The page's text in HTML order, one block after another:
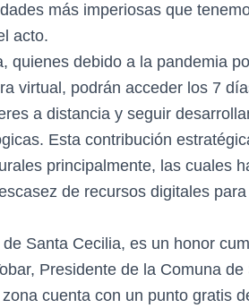
más imperiosas que
acto.
quienes debido a la pandemia
virtual, podrán acceder los 7
a distancia y seguir
Esta contribución
principalmente, las cuales
de recursos digitales
Santa Cecilia, es un honor
Presidente de la Comuna
cuenta con un punto gratis